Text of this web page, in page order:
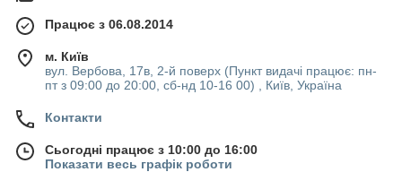
Працює з 06.08.2014
м. Київ
вул. Вербова, 17в, 2-й поверх (Пункт видачі працює: пн-
пт з 09:00 до 20:00, сб-нд 10-16 00) , Київ, Україна
Контакти
Сьогодні працює з 10:00 до 16:00
Показати весь графік роботи